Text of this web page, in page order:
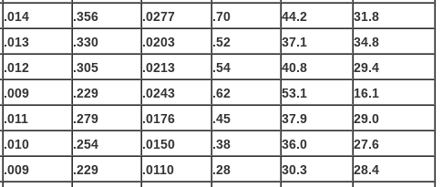
.014 .356 .0277 .70 44.2
31.8
.013 .330 .0203 .52 37.1
34.8
.012 .305 .0213 .54 40.8
29.4
.009 .229 .0243 .62 53.1
16.1
.011 .279 .0176 .45 37.9
29.0
.010 .254 .0150 .38 36.0
27.6
.009 .229 .0110 .28 30.3
28.4